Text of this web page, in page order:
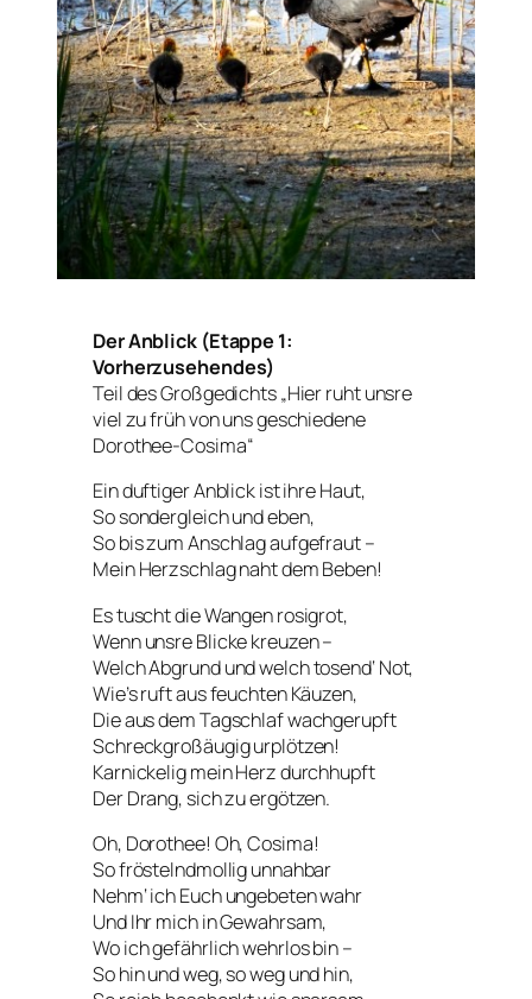
Der Anblick (Etappe 1:
Vorherzusehendes)
Teil des Großgedichts „Hier ruht unsre
viel zu früh von uns geschiedene
Dorothee-Cosima“
Ein duftiger Anblick ist ihre Haut,
So sondergleich und eben,
So bis zum Anschlag aufgefraut –
Mein Herzschlag naht dem Beben!
Es tuscht die Wangen rosigrot,
Wenn unsre Blicke kreuzen –
Welch Abgrund und welch tosend‘ Not,
Wie’s ruft aus feuchten Käuzen,
Die aus dem Tagschlaf wachgerupft
Schreckgroßäugig urplötzen!
Karnickelig mein Herz durchhupft
Der Drang, sich zu ergötzen.
Oh, Dorothee! Oh, Cosima!
So fröstelndmollig unnahbar
Nehm‘ ich Euch ungebeten wahr
Und Ihr mich in Gewahrsam,
Wo ich gefährlich wehrlos bin –
So hin und weg, so weg und hin,